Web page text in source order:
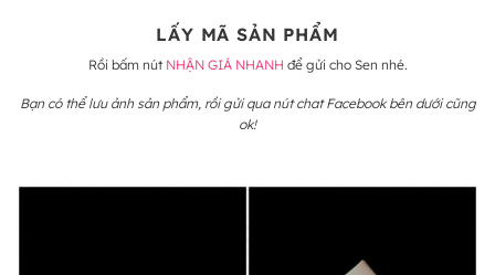
LẤY MÃ SẢN PHẨM
Rồi bấm nút NHẬN GIÁ NHANH để gửi cho Sen nhé.
Bạn có thể lưu ảnh sản phẩm, rồi gửi qua nút chat Facebook bên dưới cũng
ok!